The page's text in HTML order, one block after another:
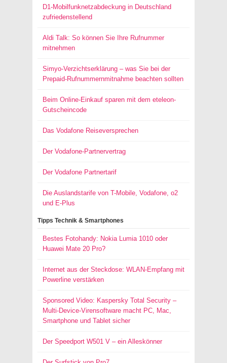
D1-Mobilfunknetzabdeckung in Deutschland
zufriedenstellend
Aldi Talk: So können Sie Ihre Rufnummer
mitnehmen
Simyo-Verzichtserklärung – was Sie bei der
Prepaid-Rufnummernmitnahme beachten sollten
Beim Online-Einkauf sparen mit dem eteleon-
Gutscheincode
Das Vodafone Reiseversprechen
Der Vodafone-Partnervertrag
Der Vodafone Partnertarif
Die Auslandstarife von T-Mobile, Vodafone, o2
und E-Plus
Tipps Technik & Smartphones
Bestes Fotohandy: Nokia Lumia 1010 oder
Huawei Mate 20 Pro?
Internet aus der Steckdose: WLAN-Empfang mit
Powerline verstärken
Sponsored Video: Kaspersky Total Security –
Multi-Device-Virensoftware macht PC, Mac,
Smartphone und Tablet sicher
Der Speedport W501 V – ein Alleskönner